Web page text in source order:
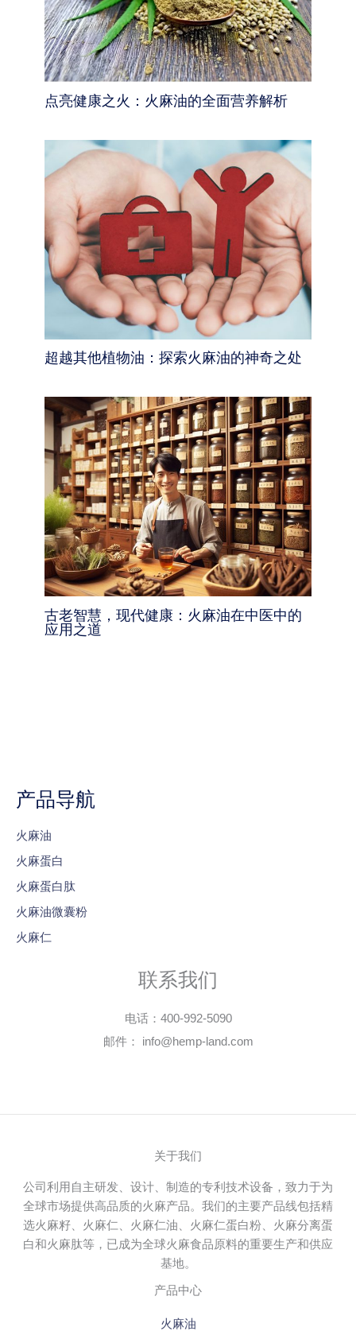
产品导航
火麻油
火麻蛋白
火麻蛋白肽
火麻油微囊粉
火麻仁
联系我们
电话：400-992-5090
邮件： info@hemp-land.com
点亮健康之火：火麻油的全面营养解析
超越其他植物油：探索火麻油的神奇之处
古老智慧，现代健康：火麻油在中医中的
应用之道
关于我们
公司利用自主研发、设计、制造的专利技术设备，致力于为
全球市场提供高品质的火麻产品。我们的主要产品线包括精
选火麻籽、火麻仁、火麻仁油、火麻仁蛋白粉、火麻分离蛋
白和火麻肽等，已成为全球火麻食品原料的重要生产和供应
基地。
产品中心
火麻油